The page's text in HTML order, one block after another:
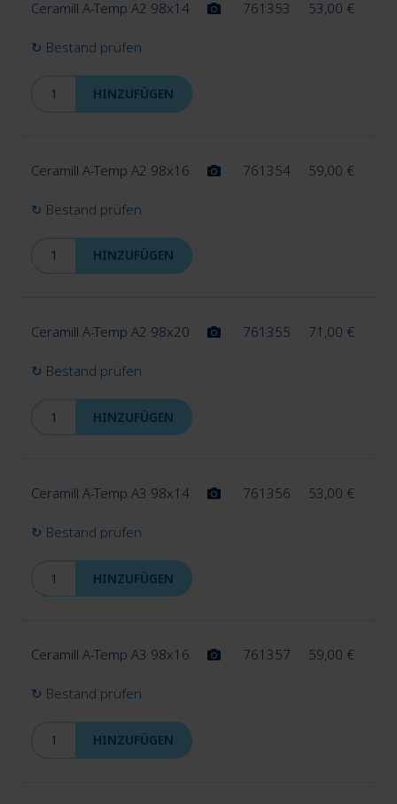
Ceramill A-Temp A2 98x14 761353 53,00 €
↻ Bestand prüfen
HINZUFÜGEN
Ceramill A-Temp A2 98x16 761354 59,00 €
↻ Bestand prüfen
HINZUFÜGEN
Ceramill A-Temp A2 98x20 761355 71,00 €
↻ Bestand prüfen
HINZUFÜGEN
Ceramill A-Temp A3 98x14 761356 53,00 €
↻ Bestand prüfen
HINZUFÜGEN
Ceramill A-Temp A3 98x16 761357 59,00 €
↻ Bestand prüfen
HINZUFÜGEN